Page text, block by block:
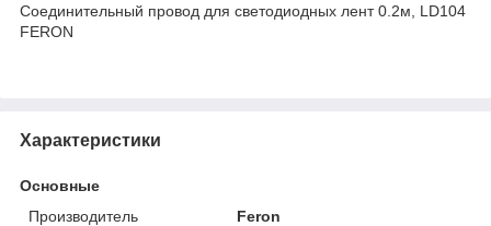
Соединительный провод для светодиодных лент 0.2м, LD104
FERON
Характеристики
Основные
Производитель
Feron